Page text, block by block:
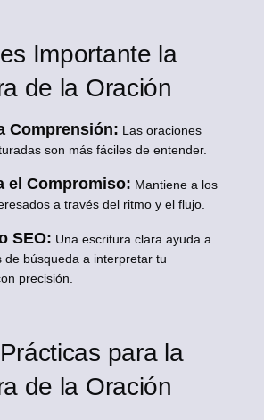
Importante la
de la Oración
Comprensión: Las oraciones
son más fáciles de entender.
el Compromiso: Mantiene a los
a través del ritmo y el flujo.
SEO: Una escritura clara ayuda a
de búsqueda a interpretar tu
precisión.
para la
de la Oración